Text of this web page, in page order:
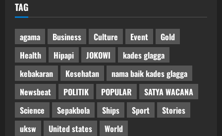
TAG
agama Business Culture Event
Gold
Health
Hipapi JOKOWI
kades glagga
kebakaran
Kesehatan
nama baik kades glagga
Newsbeat
POLITIK POPULAR
SATYA WACANA
Science
Sepakbola Ships Sport
Stories
uksw
United states World